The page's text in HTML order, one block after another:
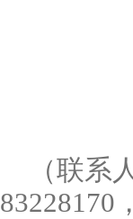
（联系
83228170